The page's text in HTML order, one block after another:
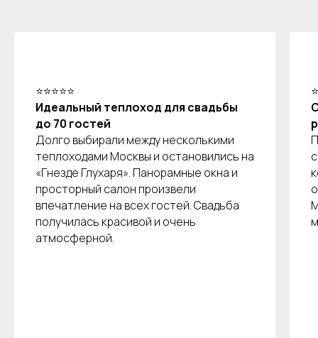
⭐⭐⭐⭐⭐
Идеальный теплоход для свадьбы
до 70 гостей
Долго выбирали между несколькими
теплоходами Москвы и остановились на
«Гнезде Глухаря». Панорамные окна и
просторный салон произвели
впечатление на всех гостей. Свадьба
получилась красивой и очень
атмосферной.